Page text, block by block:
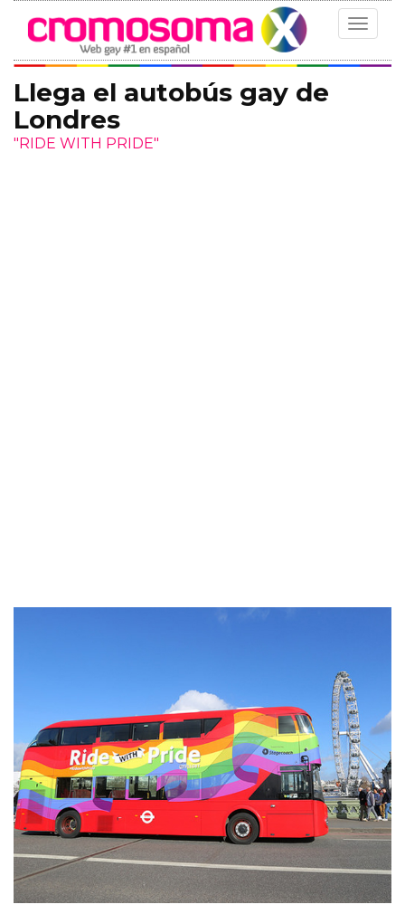
Toggle
Llega el autobús gay de
Londres
"RIDE WITH PRIDE"